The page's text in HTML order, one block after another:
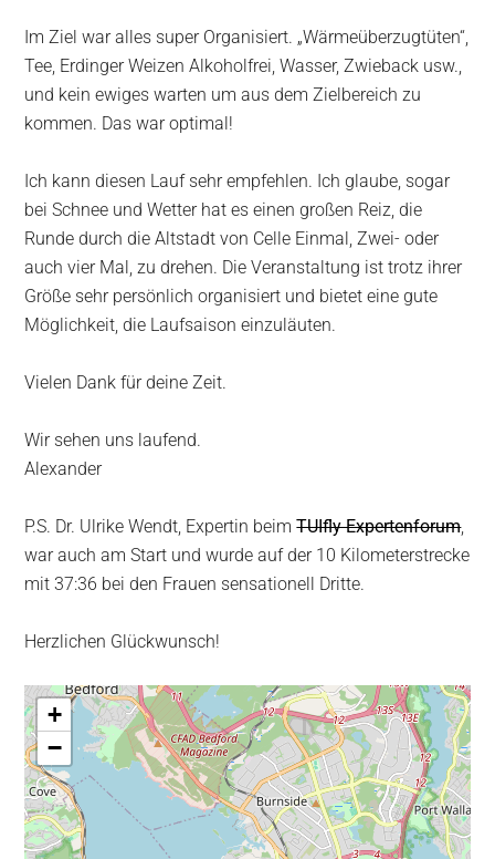
Im Ziel war alles super Organisiert. „Wärmeüberzugtüten“,
Tee, Erdinger Weizen Alkoholfrei, Wasser, Zwieback usw.,
und kein ewiges warten um aus dem Zielbereich zu
kommen. Das war optimal!
Ich kann diesen Lauf sehr empfehlen. Ich glaube, sogar
bei Schnee und Wetter hat es einen großen Reiz, die
Runde durch die Altstadt von Celle Einmal, Zwei- oder
auch vier Mal, zu drehen. Die Veranstaltung ist trotz ihrer
Größe sehr persönlich organisiert und bietet eine gute
Möglichkeit, die Laufsaison einzuläuten.
Vielen Dank für deine Zeit.
Wir sehen uns laufend.
Alexander
P.S. Dr. Ulrike Wendt, Expertin beimTUIfly Expertenforum,
war auch am Start und wurde auf der 10 Kilometerstrecke
mit 37:36 bei den Frauen sensationell Dritte.
Herzlichen Glückwunsch!
+
−